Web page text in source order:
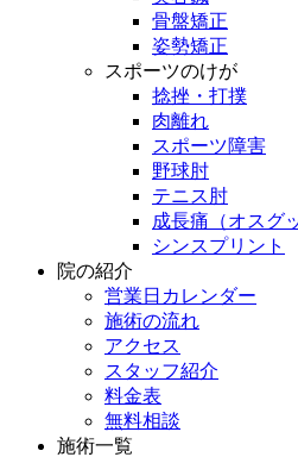
骨盤矯正
姿勢矯正
スポーツのけが
捻挫・打撲
肉離れ
スポーツ障害
野球肘
テニス肘
成長痛（オスグ
シンスプリント
院の紹介
営業日カレンダー
施術の流れ
アクセス
スタッフ紹介
料金表
無料相談
施術一覧